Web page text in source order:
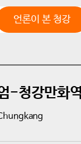
언론이 본 청강
-청강만화